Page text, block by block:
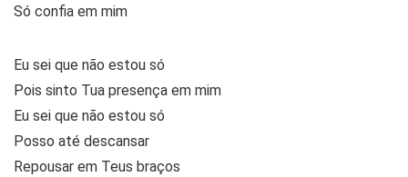
Só confia em mim
Eu sei que não estou só
Pois sinto Tua presença em mim
Eu sei que não estou só
Posso até descansar
Repousar em Teus braços